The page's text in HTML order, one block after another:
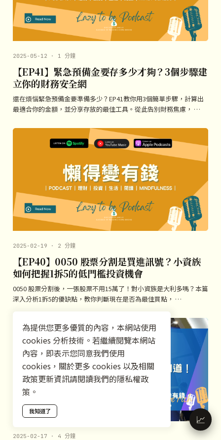
2025-05-12 · 1 分鐘
【EP41】緊急預備金要存多少才夠？3個步驟建
立你的財務安全網
還在煩惱緊急預備金要準備多少？EP41教你用3個簡單步驟，計算出
最適合你的金額，並分享存放的最佳工具。從此告別財務焦慮， …
2025-02-19 · 2 分鐘
【EP40】0050 股票分割是買進訊號？小資族
如何把握1拆5的低門檻投資機會
0050 股票分割後，一張股票不用15萬了！對小資族是大利多嗎？本篇
深入分析1拆5的優缺點，教你判斷現在是否為最佳買點， …
2025-02-17 · 4 分鐘
為提供您更多優質的內容，本網站使用
cookies 分析技術。若繼續閱覽本網站
內容，即表示您同意我們使用
cookies，關於更多 cookies 以及相關
政策更新資訊請閱讀我們的隱私權政
策。
我知道了
📈